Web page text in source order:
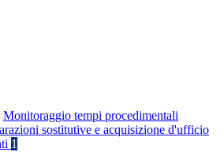
Monitoraggio tempi procedimentali
sostitutive e acquisizione d'ufficio
1